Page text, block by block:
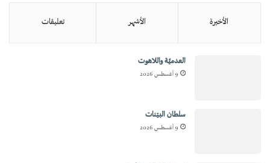
الأخيرة الأشهر تعليقات
العدميَّة واللاهوت
9 أغسطس 2026
سلطان البيّنات
9 أغسطس 2026